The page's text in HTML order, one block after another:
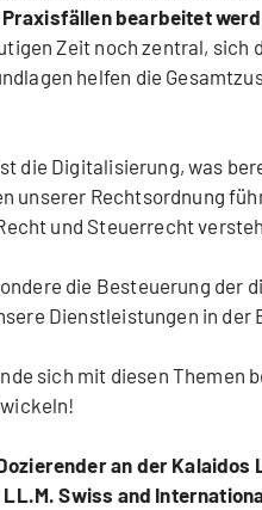
Praxisfällen bearbeitet
Zeit noch zentral, sich
helfen die
die Digitalisierung, was
unserer Rechtsordnung
und Steuerrecht
die Besteuerung der
Dienstleistungen in der
sich mit diesen Themen
an der Kalaidos
Swiss and